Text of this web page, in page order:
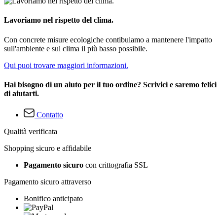
Lavoriamo nel rispetto del clima.
Con concrete misure ecologiche contibuiamo a mantenere l'impatto
sull'ambiente e sul clima il più basso possibile.
Qui puoi trovare maggiori informazioni.
Hai bisogno di un aiuto per il tuo ordine? Scrivici e saremo felici
di aiutarti.
Contatto
Qualità verificata
Shopping sicuro e affidabile
Pagamento sicuro con crittografia SSL
Pagamento sicuro attraverso
Bonifico anticipato